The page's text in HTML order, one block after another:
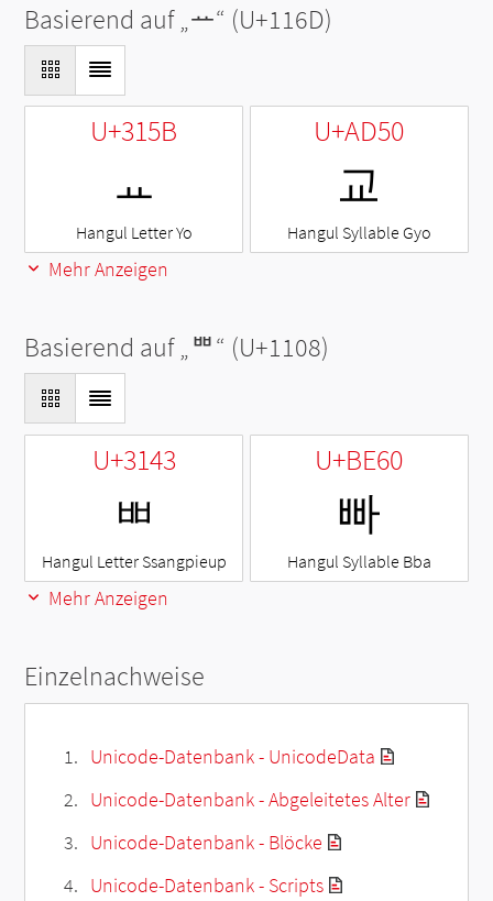
Basierend auf „ᅭ“ (U+116D)
U+315B
ㅛ
Hangul Letter Yo
U+AD50
교
Hangul Syllable Gyo
Mehr Anzeigen
Basierend auf „ᄈ“ (U+1108)
U+3143
ㅃ
Hangul Letter Ssangpieup
U+BE60
빠
Hangul Syllable Bba
Mehr Anzeigen
Einzelnachweise
Unicode-Datenbank - UnicodeData
Unicode-Datenbank - Abgeleitetes Alter
Unicode-Datenbank - Blöcke
Unicode-Datenbank - Scripts